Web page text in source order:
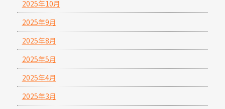
2025年10月
2025年9月
2025年8月
2025年5月
2025年4月
2025年3月